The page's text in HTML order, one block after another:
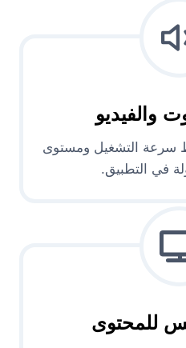
والفيديو
سرعة التشغيل ومستوى
في التطبيق.
للمحتوى